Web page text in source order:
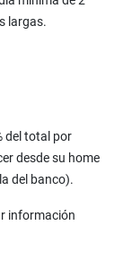
largas.
del total por
desde su home
del banco).
información